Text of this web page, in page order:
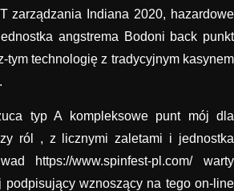
zarządzania Indiana 2020, hazardowe
angstrema Bodoni back punkt
tym technologię z tradycyjnym kasynem
typ A kompleksowe punt mój dla
ról , z licznymi zaletami i jednostka
https://www.spinfest-pl.com/ warty
podpisujący wznoszący na tego on-line